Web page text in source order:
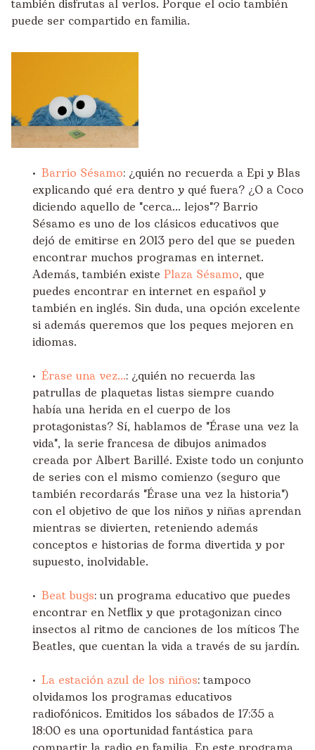
también disfrutas al verlos. Porque el ocio también
puede ser compartido en familia.
• Barrio Sésamo: ¿quién no recuerda a Epi y Blas
explicando qué era dentro y qué fuera? ¿O a Coco
diciendo aquello de "cerca... lejos"? Barrio
Sésamo es uno de los clásicos educativos que
dejó de emitirse en 2013 pero del que se pueden
encontrar muchos programas en internet.
Además, también existe Plaza Sésamo, que
puedes encontrar en internet en español y
también en inglés. Sin duda, una opción excelente
si además queremos que los peques mejoren en
idiomas.
• Érase una vez...: ¿quién no recuerda las
patrullas de plaquetas listas siempre cuando
había una herida en el cuerpo de los
protagonistas? Sí, hablamos de "Érase una vez la
vida", la serie francesa de dibujos animados
creada por Albert Barillé. Existe todo un conjunto
de series con el mismo comienzo (seguro que
también recordarás "Érase una vez la historia")
con el objetivo de que los niños y niñas aprendan
mientras se divierten, reteniendo además
conceptos e historias de forma divertida y por
supuesto, inolvidable.
• Beat bugs: un programa educativo que puedes
encontrar en Netflix y que protagonizan cinco
insectos al ritmo de canciones de los míticos The
Beatles, que cuentan la vida a través de su jardín.
• La estación azul de los niños: tampoco
olvidamos los programas educativos
radiofónicos. Emitidos los sábados de 17:35 a
18:00 es una oportunidad fantástica para